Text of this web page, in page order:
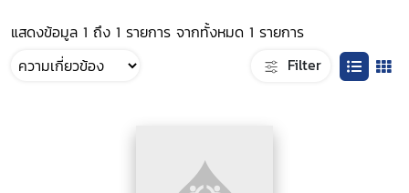
แสดงข้อมูล 1 ถึง 1 รายการ จากทั้งหมด 1 รายการ
Filter